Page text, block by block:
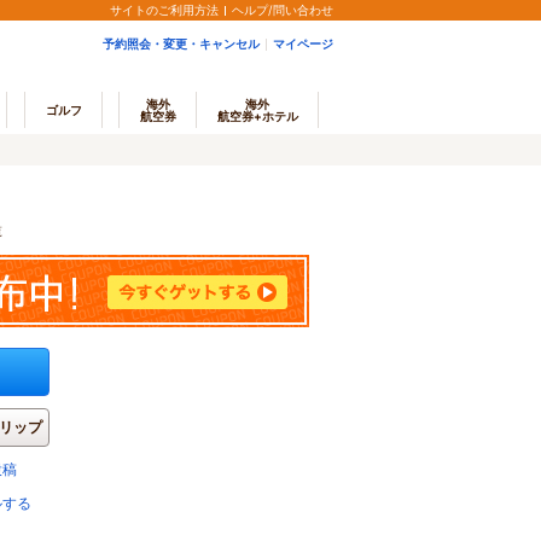
サイトのご利用方法 ヘルプ/問い合わせ
予約照会・変更・キャンセル マイページ
ゴルフ
海外
航空券
海外
航空券+ホテル
ップ
る